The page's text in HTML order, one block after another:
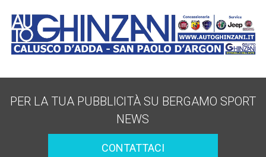
PER LA TUA PUBBLICITÀ SU BERGAMO SPORT
NEWS
CONTATTACI